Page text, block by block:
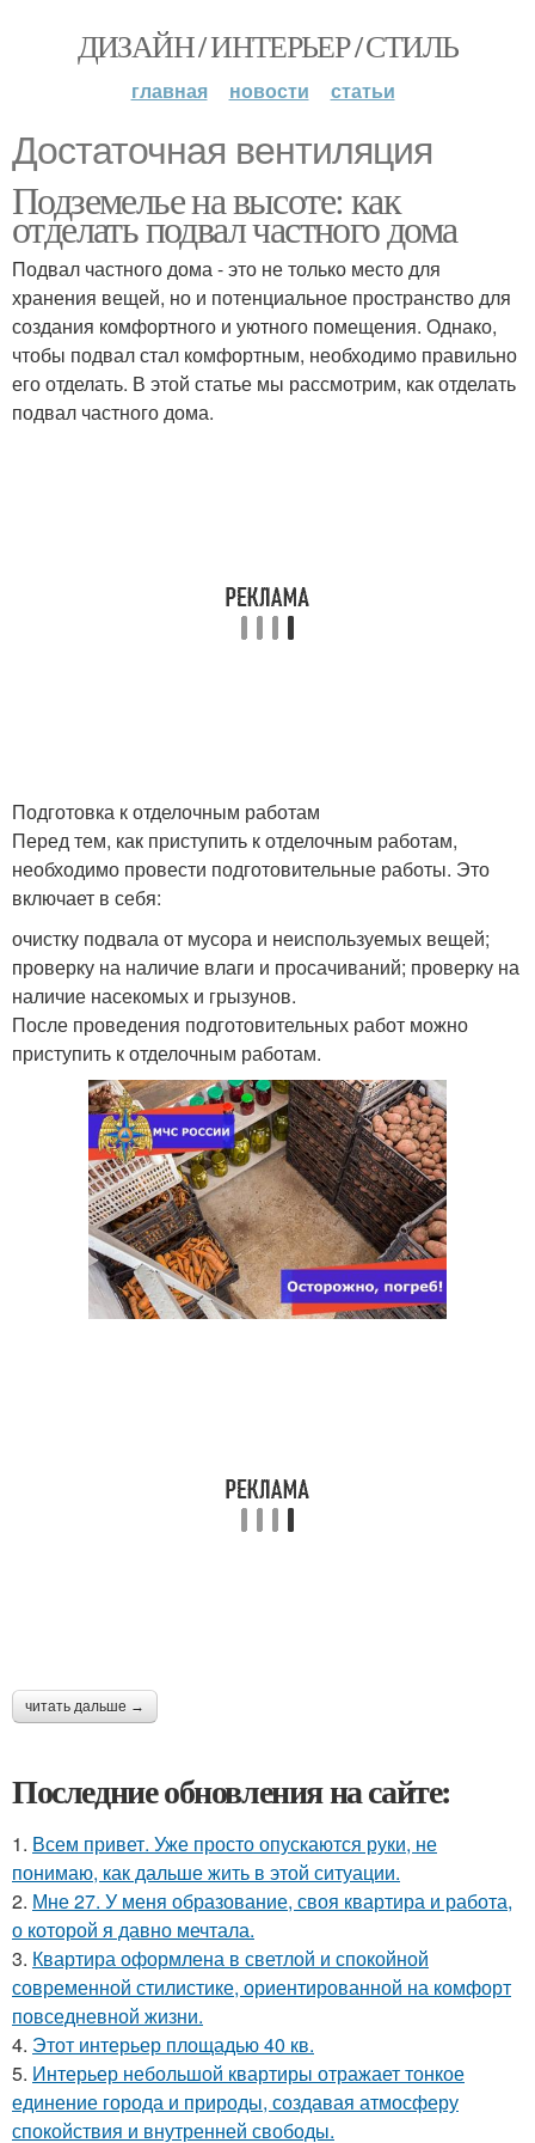
ДИЗАЙН / ИНТЕРЬЕР / СТИЛЬ
главная новости статьи
Достаточная вентиляция
Подземелье на высоте: как
отделать подвал частного дома
Подвал частного дома - это не только место для
хранения вещей, но и потенциальное пространство для
создания комфортного и уютного помещения. Однако,
чтобы подвал стал комфортным, необходимо правильно
его отделать. В этой статье мы рассмотрим, как отделать
подвал частного дома.
Подготовка к отделочным работам
Перед тем, как приступить к отделочным работам,
необходимо провести подготовительные работы. Это
включает в себя:
очистку подвала от мусора и неиспользуемых вещей;
проверку на наличие влаги и просачиваний; проверку на
наличие насекомых и грызунов.
После проведения подготовительных работ можно
приступить к отделочным работам.
читать дальше →
Последние обновления на сайте:
1. Всем привет. Уже просто опускаются руки, не
понимаю, как дальше жить в этой ситуации.
2. Мне 27. У меня образование, своя квартира и работа,
о которой я давно мечтала.
3. Квартира оформлена в светлой и спокойной
современной стилистике, ориентированной на комфорт
повседневной жизни.
4. Этот интерьер площадью 40 кв.
5. Интерьер небольшой квартиры отражает тонкое
единение города и природы, создавая атмосферу
спокойствия и внутренней свободы.